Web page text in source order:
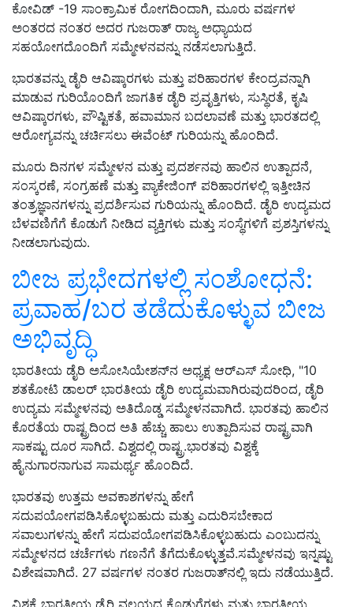
ಕೋವಿಡ್ -19 ಸಾಂಕ್ರಾಮಿಕ ರೋಗದಿಂದಾಗಿ, ಮೂರು ವರ್ಷಗಳ
ಅಂತರದ ನಂತರ ಅದರ ಗುಜರಾತ್ ರಾಜ್ಯ ಅಧ್ಯಾಯದ
ಸಹಯೋಗದೊಂದಿಗೆ ಸಮ್ಮೇಳನವನ್ನು ನಡೆಸಲಾಗುತ್ತಿದೆ.
ಭಾರತವನ್ನು ಡೈರಿ ಆವಿಷ್ಕಾರಗಳು ಮತ್ತು ಪರಿಹಾರಗಳ ಕೇಂದ್ರವನ್ನಾಗಿ
ಮಾಡುವ ಗುರಿಯೊಂದಿಗೆ ಜಾಗತಿಕ ಡೈರಿ ಪ್ರವೃತ್ತಿಗಳು, ಸುಸ್ಥಿರತೆ, ಕೃಷಿ
ಆವಿಷ್ಕಾರಗಳು, ಪೌಷ್ಟಿಕತೆ, ಹವಾಮಾನ ಬದಲಾವಣೆ ಮತ್ತು ಭಾರತದಲ್ಲಿ
ಆರೋಗ್ಯವನ್ನು ಚರ್ಚಿಸಲು ಈವೆಂಟ್ ಗುರಿಯನ್ನು ಹೊಂದಿದೆ.
ಮೂರು ದಿನಗಳ ಸಮ್ಮೇಳನ ಮತ್ತು ಪ್ರದರ್ಶನವು ಹಾಲಿನ ಉತ್ಪಾದನೆ,
ಸಂಸ್ಕರಣೆ, ಸಂಗ್ರಹಣೆ ಮತ್ತು ಪ್ಯಾಕೇಜಿಂಗ್ ಪರಿಹಾರಗಳಲ್ಲಿ ಇತ್ತೀಚಿನ
ತಂತ್ರಜ್ಞಾನಗಳನ್ನು ಪ್ರದರ್ಶಿಸುವ ಗುರಿಯನ್ನು ಹೊಂದಿದೆ. ಡೈರಿ ಉದ್ಯಮದ
ಬೆಳವಣಿಗೆಗೆ ಕೊಡುಗೆ ನೀಡಿದ ವ್ಯಕ್ತಿಗಳು ಮತ್ತು ಸಂಸ್ಥೆಗಳಿಗೆ ಪ್ರಶಸ್ತಿಗಳನ್ನು
ನೀಡಲಾಗುವುದು.
ಬೀಜ ಪ್ರಭೇದಗಳಲ್ಲಿ ಸಂಶೋಧನೆ:
ಪ್ರವಾಹ/ಬರ ತಡೆದುಕೊಳ್ಳುವ ಬೀಜ
ಅಭಿವೃದ್ಧಿ
ಭಾರತೀಯ ಡೈರಿ ಅಸೋಸಿಯೇಶನ್‌ನ ಅಧ್ಯಕ್ಷ ಆರ್‌ಎಸ್ ಸೋಧಿ, "10
ಶತಕೋಟಿ ಡಾಲರ್ ಭಾರತೀಯ ಡೈರಿ ಉದ್ಯಮವಾಗಿರುವುದರಿಂದ, ಡೈರಿ
ಉದ್ಯಮ ಸಮ್ಮೇಳನವು ಅತಿದೊಡ್ಡ ಸಮ್ಮೇಳನವಾಗಿದೆ. ಭಾರತವು ಹಾಲಿನ
ಕೊರತೆಯ ರಾಷ್ಟ್ರದಿಂದ ಅತಿ ಹೆಚ್ಚು ಹಾಲು ಉತ್ಪಾದಿಸುವ ರಾಷ್ಟ್ರವಾಗಿ
ಸಾಕಷ್ಟು ದೂರ ಸಾಗಿದೆ. ವಿಶ್ವದಲ್ಲಿ ರಾಷ್ಟ್ರ.ಭಾರತವು ವಿಶ್ವಕ್ಕೆ
ಹೈನುಗಾರನಾಗುವ ಸಾಮರ್ಥ್ಯ ಹೊಂದಿದೆ.
ಭಾರತವು ಉತ್ತಮ ಅವಕಾಶಗಳನ್ನು ಹೇಗೆ
ಸದುಪಯೋಗಪಡಿಸಿಕೊಳ್ಳಬಹುದು ಮತ್ತು ಎದುರಿಸಬೇಕಾದ
ಸವಾಲುಗಳನ್ನು ಹೇಗೆ ಸದುಪಯೋಗಪಡಿಸಿಕೊಳ್ಳಬಹುದು ಎಂಬುದನ್ನು
ಸಮ್ಮೇಳನದ ಚರ್ಚೆಗಳು ಗಣನೆಗೆ ತೆಗೆದುಕೊಳ್ಳುತ್ತವೆ.ಸಮ್ಮೇಳನವು ಇನ್ನಷ್ಟು
ವಿಶೇಷವಾಗಿದೆ. 27 ವರ್ಷಗಳ ನಂತರ ಗುಜರಾತ್‌ನಲ್ಲಿ ಇದು ನಡೆಯುತ್ತಿದೆ.